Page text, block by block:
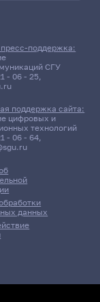
данных
поддержка:
СГУ
- 06 - 25,
поддержка сайта:
цифровых и
технологий
- 06 - 64,